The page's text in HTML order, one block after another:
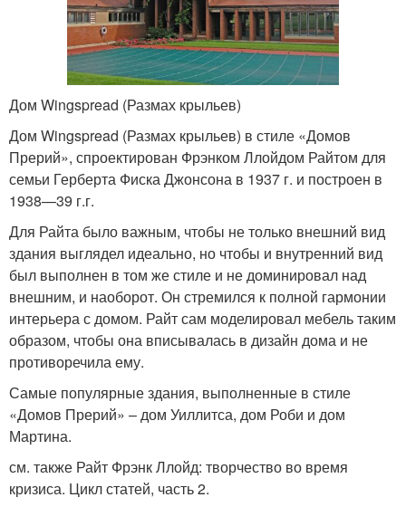
Дом Wingspread (Размах крыльев)
Дом Wingspread (Размах крыльев) в стиле «Домов
Прерий», спроектирован Фрэнком Ллойдом Райтом для
семьи Герберта Фиска Джонсона в 1937 г. и построен в
1938—39 г.г.
Для Райта было важным, чтобы не только внешний вид
здания выглядел идеально, но чтобы и внутренний вид
был выполнен в том же стиле и не доминировал над
внешним, и наоборот. Он стремился к полной гармонии
интерьера с домом. Райт сам моделировал мебель таким
образом, чтобы она вписывалась в дизайн дома и не
противоречила ему.
Самые популярные здания, выполненные в стиле
«Домов Прерий» – дом Уиллитса, дом Роби и дом
Мартина.
см. также Райт Фрэнк Ллойд: творчество во время
кризиса. Цикл статей, часть 2.